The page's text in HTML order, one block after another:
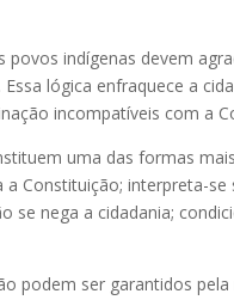
povos indígenas devem
lógica enfraquece a
incompatíveis com a
uma das formas
Constituição; interpreta-
se nega a cidadania;
podem ser garantidos